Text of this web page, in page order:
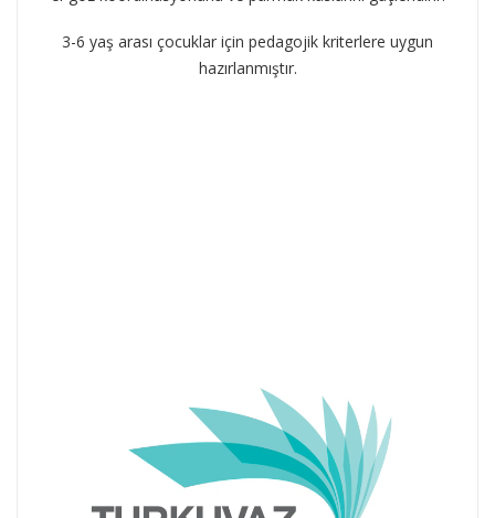
3-6 yaş arası çocuklar için pedagojik kriterlere uygun
hazırlanmıştır.